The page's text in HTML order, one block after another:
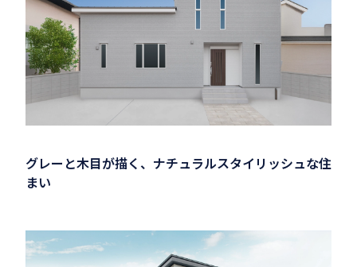
グレーと木目が描く、ナチュラルスタイリッシュな住
まい